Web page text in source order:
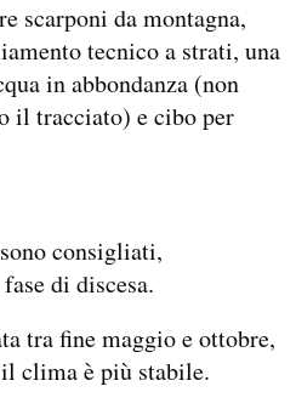
scarponi da montagna,
tecnico a strati, una
in abbondanza (non
il tracciato) e cibo per
consigliati,
di discesa.
tra fine maggio e ottobre,
clima è più stabile.